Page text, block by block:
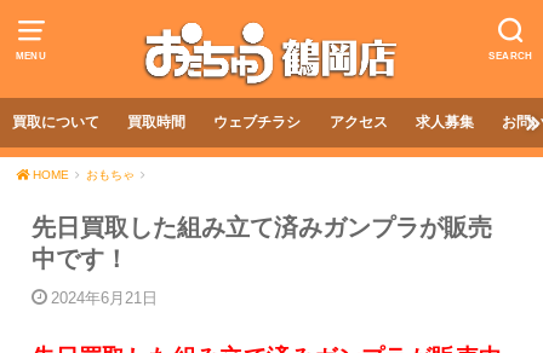
MENU SEARCH
買取について 買取時間 ウェブチラシ アクセス 求人募集 お問
HOME おもちゃ
先日買取した組み立て済みガンプラが販売
中です！
2024年6月21日